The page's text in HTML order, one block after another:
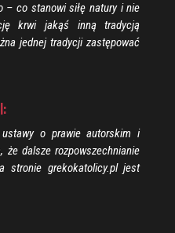
co stanowi siłę natury i nie
krwi jakąś inną tradycją
jednej tradycji zastępować
o prawie autorskim i
że dalsze rozpowszechnianie
stronie grekokatolicy.pl jest